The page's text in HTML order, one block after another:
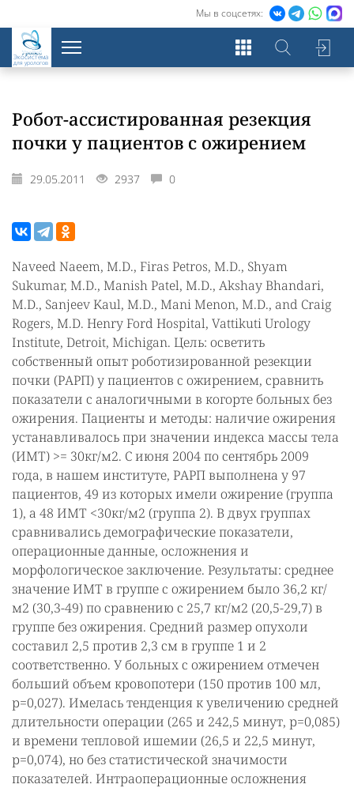
Мы в соцсетях:
Экосистема
для урологов
Робот-ассистированная резекция
почки у пациентов с ожирением
29.05.2011 2937 0
Naveed Naeem, M.D., Firas Petros, M.D., Shyam
Sukumar, M.D., Manish Patel, M.D., Akshay Bhandari,
M.D., Sanjeev Kaul, M.D., Mani Menon, M.D., and Craig
Rogers, M.D. Henry Ford Hospital, Vattikuti Urology
Institute, Detroit, Michigan. Цель: осветить
собственный опыт роботизированной резекции
почки (РАРП) у пациентов с ожирением, сравнить
показатели с аналогичными в когорте больных без
ожирения. Пациенты и методы: наличие ожирения
устанавливалось при значении индекса массы тела
(ИМТ) >= 30кг/м2. С июня 2004 по сентябрь 2009
года, в нашем институте, РАРП выполнена у 97
пациентов, 49 из которых имели ожирение (группа
1), а 48 ИМТ <30кг/м2 (группа 2). В двух группах
сравнивались демографические показатели,
операционные данные, осложнения и
морфологическое заключение. Результаты: среднее
значение ИМТ в группе с ожирением было 36,2 кг/
м2 (30,3-49) по сравнению с 25,7 кг/м2 (20,5-29,7) в
группе без ожирения. Средний размер опухоли
составил 2,5 против 2,3 см в группе 1 и 2
соответственно. У больных с ожирением отмечен
больший объем кровопотери (150 против 100 мл,
р=0,027). Имелась тенденция к увеличению средней
длительности операции (265 и 242,5 минут, р=0,085)
и времени тепловой ишемии (26,5 и 22,5 минут,
р=0,074), но без статистической значимости
показателей. Интраоперационные осложнения